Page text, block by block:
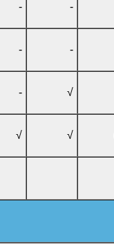
-
-
-
-
√
-
√
√